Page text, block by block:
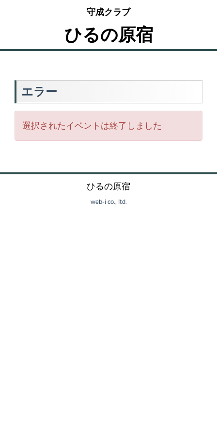
守成クラブ
ひるの原宿
エラー
選択されたイベントは終了しました
ひるの原宿
web-i co., ltd.